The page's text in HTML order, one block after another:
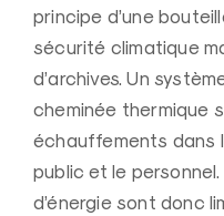
principe d’une
sécurité climatique
d’archives. Un
cheminée thermique
échauffements dans
public et le
d’énergie sont donc